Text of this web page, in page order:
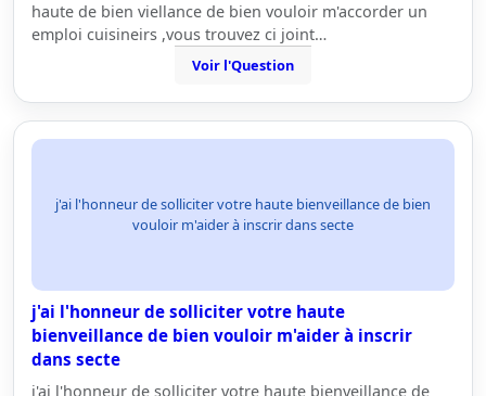
haute de bien viellance de bien vouloir m'accorder un
emploi cuisineirs ,vous trouvez ci joint…
Voir l'Question
j'ai l'honneur de solliciter votre haute bienveillance de bien
vouloir m'aider à inscrir dans secte
j'ai l'honneur de solliciter votre haute
bienveillance de bien vouloir m'aider à inscrir
dans secte
j'ai l'honneur de solliciter votre haute bienveillance de